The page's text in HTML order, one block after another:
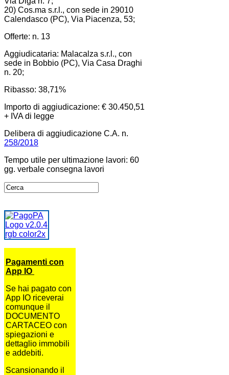
20) Cos.ma s.r.l., con sede in 29010
Calendasco (PC), Via Piacenza, 53;
Offerte: n. 13
Aggiudicataria: Malacalza s.r.l., con
sede in Bobbio (PC), Via Casa Draghi
n. 20;
Ribasso: 38,71%
Importo di aggiudicazione: € 30.450,51
+ IVA di legge
Delibera di aggiudicazione C.A. n.
258/2018
Tempo utile per ultimazione lavori: 60
gg. verbale consegna lavori
Pagamenti con
App IO
Se hai pagato con
App IO riceverai
comunque il
DOCUMENTO
CARTACEO con
spiegazioni e
dettaglio immobili
e addebiti.
Scansionando il